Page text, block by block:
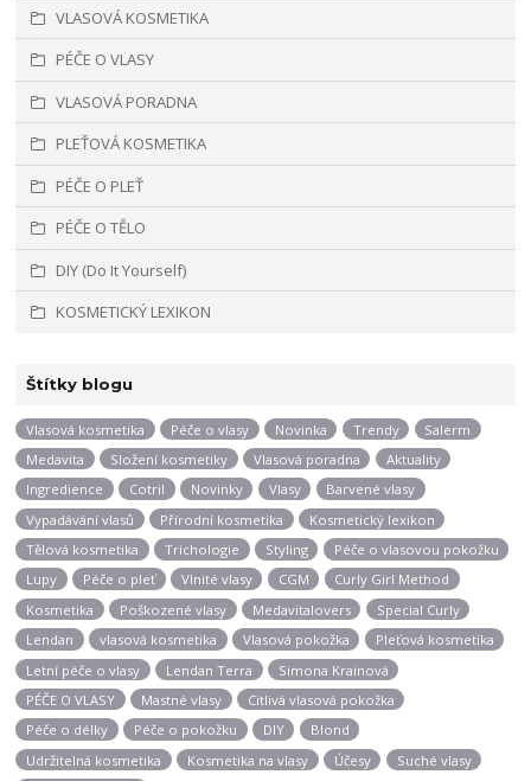
VLASOVÁ KOSMETIKA
PÉČE O VLASY
VLASOVÁ PORADNA
PLEŤOVÁ KOSMETIKA
PÉČE O PLEŤ
PÉČE O TĚLO
DIY (Do It Yourself)
KOSMETICKÝ LEXIKON
Štítky blogu
Vlasová kosmetika Péče o vlasy Novinka Trendy
Salerm
Medavita
Složení kosmetiky Vlasová poradna
Aktuality
Ingredience
Cotril Novinky Vlasy
Barvené vlasy
Vypadávání vlasů
Přírodní kosmetika
Kosmetický lexikon
Tělová kosmetika
Trichologie Styling
Péče o vlasovou pokožku
Lupy
Péče o pleť Vlnité vlasy CGM
Curly Girl Method
Kosmetika
Poškozené vlasy Medavitalovers
Special Curly
Lendan
vlasová kosmetika Vlasová pokožka
Pleťová kosmetika
Letní péče o vlasy
Lendan Terra
Simona Krainová
PÉČE O VLASY
Mastné vlasy
Citlivá vlasová pokožka
Péče o délky
Péče o pokožku DIY
Blond
Udržitelná kosmetika
Kosmetika na vlasy Účesy
Suché vlasy